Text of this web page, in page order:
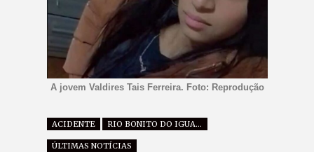
A jovem Valdires Tais Ferreira. Foto: Reprodução
ACIDENTE RIO BONITO DO IGUAÇU
ÚLTIMAS NOTÍCIAS